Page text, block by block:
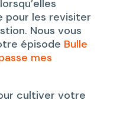
pour les revisiter
Nous vous
épisode Bulle
mes
cultiver votre